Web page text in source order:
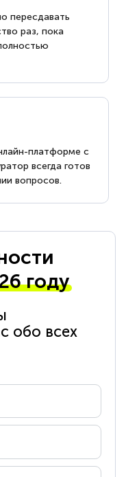
пересдавать
раз, пока
платформе с
всегда готов
вопросов.
году
обо всех